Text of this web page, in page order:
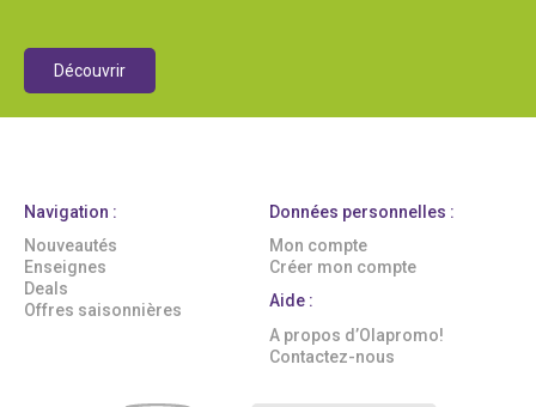
Découvrir
Navigation :
Nouveautés
Enseignes
Deals
Offres saisonnières
Données personnelles :
Mon compte
Créer mon compte
Aide :
A propos d’Olapromo!
Contactez-nous